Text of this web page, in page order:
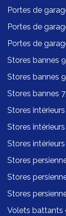
Portes de
Portes de
Portes de
Stores bannes
Stores bannes
Stores bannes
Stores
Stores
Stores
Stores
Stores
Stores
Volets battants